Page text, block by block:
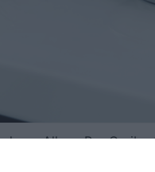
pe Allone Pro
Android. Hubul